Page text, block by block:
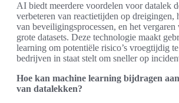
AI biedt meerdere voordelen voor datalek
verbeteren van reactietijden op dreigingen,
van beveiligingsprocessen, en het
grote datasets. Deze technologie maakt
learning om potentiële risico’s vroegtijdig
bedrijven in staat stelt om sneller op
Hoe kan machine learning bijdragen
van datalekken?